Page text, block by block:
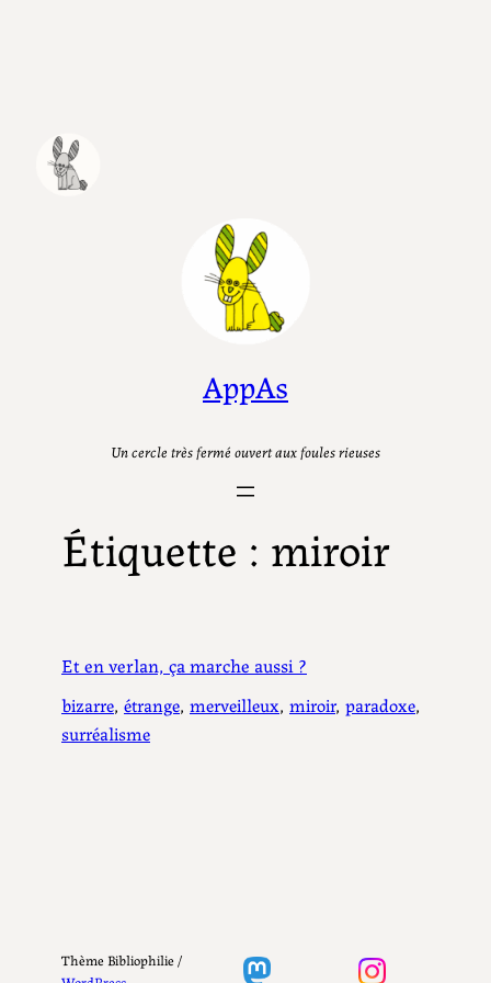
AppAs
Un cercle très fermé ouvert aux foules rieuses
Étiquette : miroir
Et en verlan, ça marche aussi ?
bizarre, étrange, merveilleux, miroir, paradoxe
surréalisme
Thème Bibliophilie /